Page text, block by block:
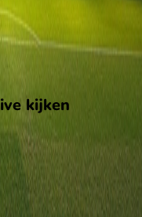
kijken
strijd aan met Royal